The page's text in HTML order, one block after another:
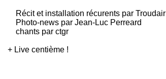
Récit et installation récurents par Troudair
Photo-news par Jean-Luc Perreard
chants par ctgr
+ Live centième !